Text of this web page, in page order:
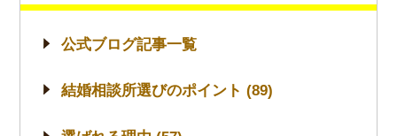
公式ブログ記事一覧
結婚相談所選びのポイント (89)